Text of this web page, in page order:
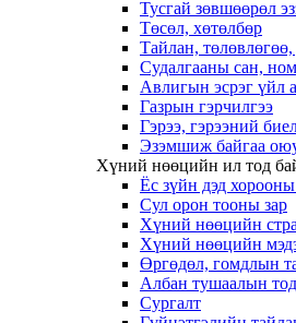
Тусгай зөвшөөрөл
Төсөл, хөтөлбөр
Тайлан, төлөвлөгөө,
Судалгааны сан,
Авлигын эсрэг үйл
Газрын гэрчилгээ
Гэрээ, гэрээний
Эзэмшиж байгаа
Хүний нөөцийн ил тод
Ёс зүйн дэд
Сул орон тооны зар
Хүний нөөцийн
Хүний нөөцийн
Өргөдөл, гомдлын
Албан тушаалын
Сургалт